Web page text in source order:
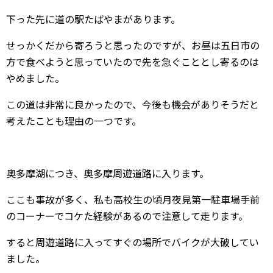
下った先に道の駅たばやまがあります。
せっかくだから寄ろうと思ったのですが、お昼は五日市の
方で食べようと思っていたので先を急ぐこととし寄るのは
やめました。
この道は非常に良かったので、今後も機会がありそうだと
考えたことも理由の一つです。
奥多摩湖につき、奥多摩周遊道路に入ります。
ここも事故が多く、私も高校生の頃月夜見第一駐車場手前
のコーナーでコケた経験があるので注意して走ります。
すると周遊道路に入ってすぐの場所でバイクが大破してい
ました。